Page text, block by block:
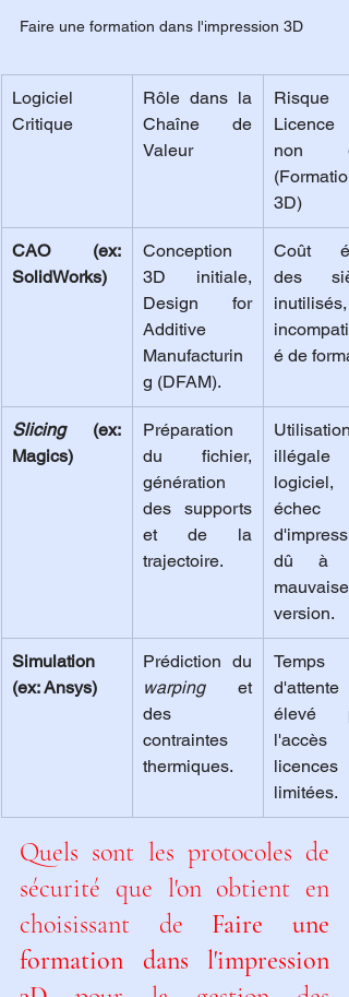
Faire une formation dans l'impression 3D
Logiciel
Critique
Rôle dans la
Chaîne de
Valeur
Risque
non
(Formation
3D)
CAO (ex:
SolidWorks)
Conception
3D initiale,
Design for
Additive
Manufacturin
g (DFAM).
Coût
des
inutilisés,
é de
Slicing (ex:
Magics)
Préparation
du fichier,
génération
des supports
et de la
trajectoire.
Utilisation
illégale
logiciel,
échec
dû à
mauvaise
version.
Simulation
(ex: Ansys)
warping et
des
contraintes
thermiques.
Temps
d'attente
élevé
l'accès
licences
limitées.
Quels sont les protocoles de
sécurité que l'on obtient en
choisissant de Faire une
formation dans l'impression